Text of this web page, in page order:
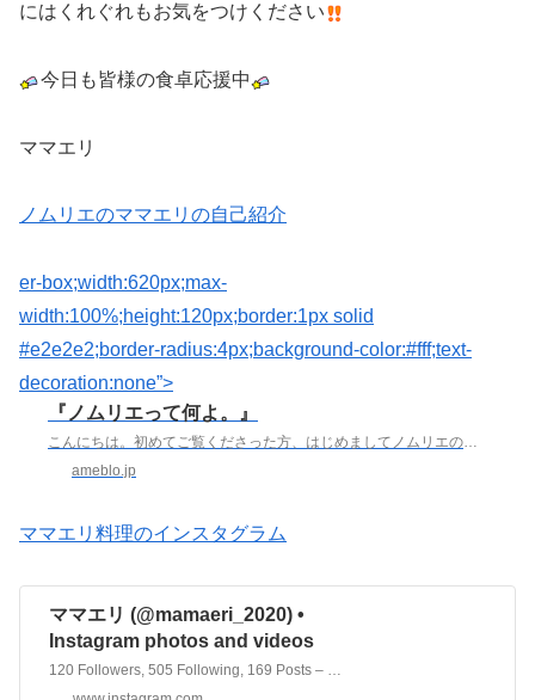
にはくれぐれもお気をつけください
今日も皆様の食卓応援中
ママエリ
ノムリエのママエリの自己紹介
er-box;width:620px;max-
width:100%;height:120px;border:1px solid
#e2e2e2;border-radius:4px;background-color:#fff;text-
decoration:none”>
『ノムリエって何よ。』
こんにちは。初めてご覧くださった方、はじめましてノムリエのママエリですアンタ誰？ノムリエって何よ。と、スルーされる前に、自己紹介させてくださいママエリと申しま…
ameblo.jp
ママエリ料理のインスタグラム
ママエリ (@mamaeri_2020) •
Instagram photos and videos
120 Followers, 505 Following, 169 Posts – See Instagram photos and videos from ママエリ (@mamaeri_2020)